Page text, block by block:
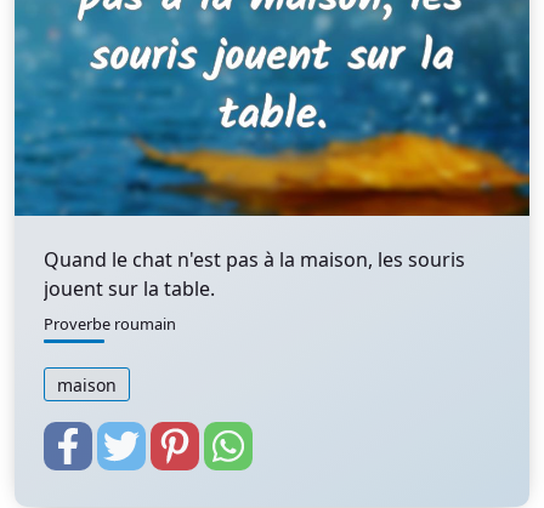
Quand le chat n'est pas à la maison, les souris
jouent sur la table.
Proverbe roumain
maison